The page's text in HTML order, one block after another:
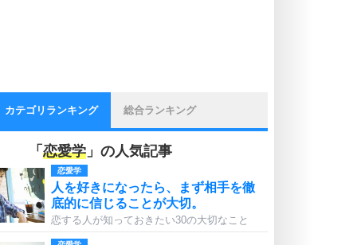
カテゴリランキング 総合ランキング
「 恋愛学 」の人気記事
恋愛学
人を好きになったら、まず相手を徹
底的に信じることが大切。
恋する人が知っておきたい30の大切なこと